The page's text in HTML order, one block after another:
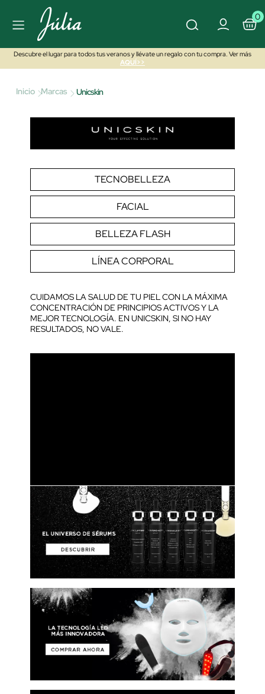
0
Descubre el lugar para todos tus veranos y llévate un regalo con tu compra. Ver más
AQUÍ>>
Inicio Marcas Unicskin
TECNOBELLEZA
FACIAL
BELLEZA FLASH
LÍNEA CORPORAL
CUIDAMOS LA SALUD DE TU PIEL CON LA MÁXIMA
CONCENTRACIÓN DE PRINCIPIOS ACTIVOS Y LA
MEJOR TECNOLOGÍA. EN UNICSKIN, SI NO HAY
RESULTADOS, NO VALE.